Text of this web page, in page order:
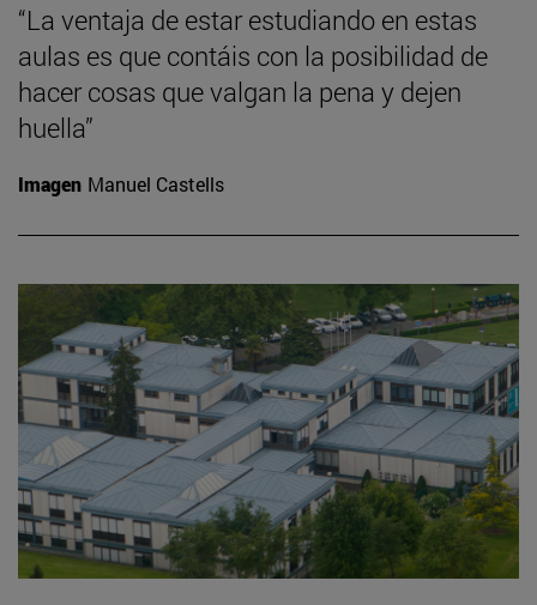
“La ventaja de estar estudiando en estas
aulas es que contáis con la posibilidad de
hacer cosas que valgan la pena y dejen
huella”
Imagen Manuel Castells